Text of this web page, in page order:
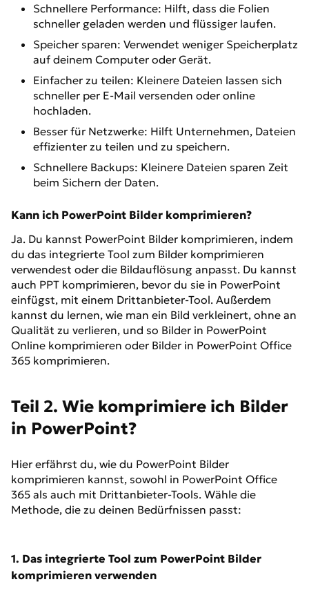
Schnellere Performance: Hilft, dass die Folien
schneller geladen werden und flüssiger laufen.
Speicher sparen: Verwendet weniger Speicherplatz
auf deinem Computer oder Gerät.
Einfacher zu teilen: Kleinere Dateien lassen sich
schneller per E-Mail versenden oder online
hochladen.
Besser für Netzwerke: Hilft Unternehmen, Dateien
effizienter zu teilen und zu speichern.
Schnellere Backups: Kleinere Dateien sparen Zeit
beim Sichern der Daten.
Kann ich PowerPoint Bilder komprimieren?
Ja. Du kannst PowerPoint Bilder komprimieren, indem
du das integrierte Tool zum Bilder komprimieren
verwendest oder die Bildauflösung anpasst. Du kannst
auch PPT komprimieren, bevor du sie in PowerPoint
einfügst, mit einem Drittanbieter-Tool. Außerdem
kannst du lernen, wie man ein Bild verkleinert, ohne an
Qualität zu verlieren, und so Bilder in PowerPoint
Online komprimieren oder Bilder in PowerPoint Office
365 komprimieren.
Teil 2. Wie komprimiere ich Bilder
in PowerPoint?
Hier erfährst du, wie du PowerPoint Bilder
komprimieren kannst, sowohl in PowerPoint Office
365 als auch mit Drittanbieter-Tools. Wähle die
Methode, die zu deinen Bedürfnissen passt:
1. Das integrierte Tool zum PowerPoint Bilder
komprimieren verwenden